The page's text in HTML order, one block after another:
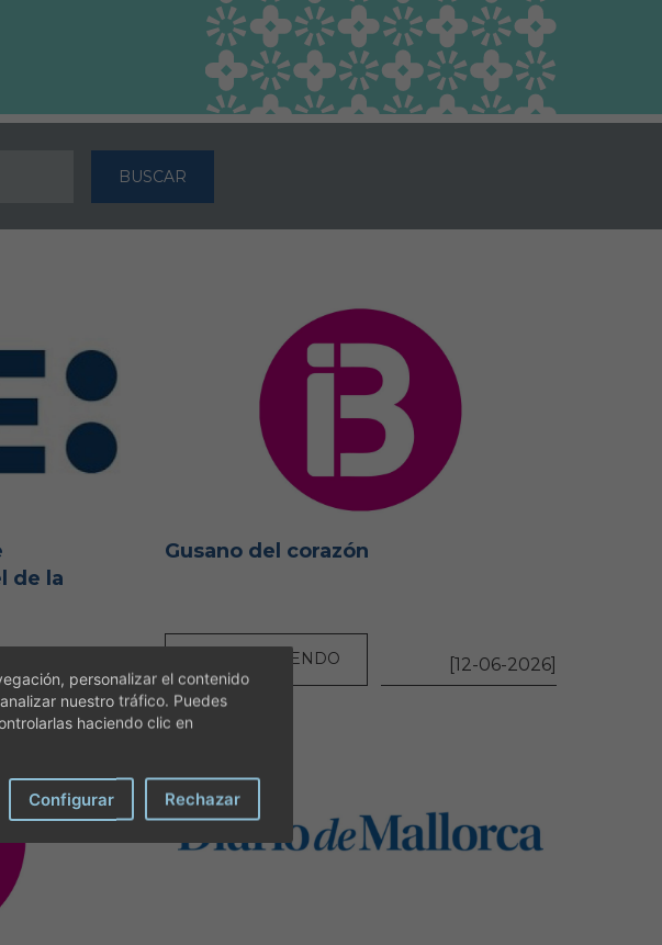
Salud animal y salud
pública
BUSCAR
de la
Gusano del corazón
SEGUIR LEYENDO [12-06-2026]
personalizar el contenido
nuestro tráfico. Puedes
haciendo clic en
Configurar Rechazar